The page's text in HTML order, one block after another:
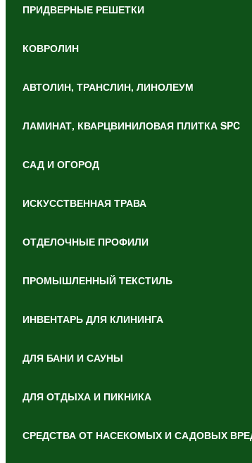
ПРИДВЕРНЫЕ РЕШЕТКИ
КОВРОЛИН
АВТОЛИН, ТРАНСЛИН, ЛИНОЛЕУМ
ЛАМИНАТ, КВАРЦВИНИЛОВАЯ ПЛИТКА SPC
САД И ОГОРОД
ИСКУССТВЕННАЯ ТРАВА
ОТДЕЛОЧНЫЕ ПРОФИЛИ
ПРОМЫШЛЕННЫЙ ТЕКСТИЛЬ
ИНВЕНТАРЬ ДЛЯ КЛИНИНГА
ДЛЯ БАНИ И САУНЫ
ДЛЯ ОТДЫХА И ПИКНИКА
СРЕДСТВА ОТ НАСЕКОМЫХ И САДОВЫХ